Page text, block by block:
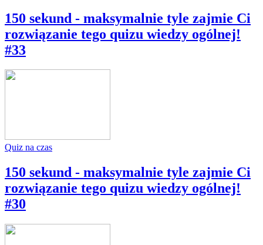
150 sekund - maksymalnie tyle zajmie Ci
rozwiązanie tego quizu wiedzy ogólnej!
#33
Quiz na czas
150 sekund - maksymalnie tyle zajmie Ci
rozwiązanie tego quizu wiedzy ogólnej!
#30